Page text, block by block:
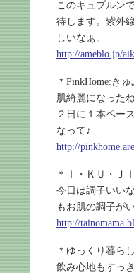
このキュプルン
待します。紫外
しいなぁ。
http://ameblo.jp/
＊PinkHome:き
肌綺麗になった
２日に１本ペー
なって♪
http://
＊Ｉ・ＫＵ・Ｊ
今日は調子いい
もお肌の調子が
http://
＊ゆっくり暮ら
飲み心地もすっ